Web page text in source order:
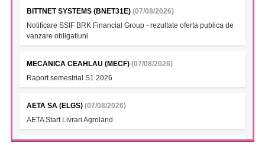
BITTNET SYSTEMS (BNET31E) (07/08/2026)
Notificare SSIF BRK Financial Group - rezultate oferta publica de
vanzare obligatiuni
MECANICA CEAHLAU (MECF) (07/08/2026)
Raport semestrial S1 2026
AETA SA (ELGS) (07/08/2026)
AETA Start Livrari Agroland